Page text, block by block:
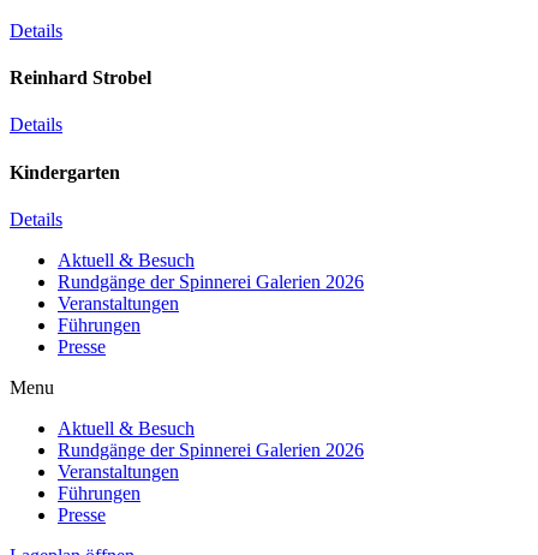
Details
Reinhard Strobel
Details
Kindergarten
Details
Aktuell & Besuch
Rundgänge der Spinnerei Galerien 2026
Veranstaltungen
Führungen
Presse
Menu
Aktuell & Besuch
Rundgänge der Spinnerei Galerien 2026
Veranstaltungen
Führungen
Presse